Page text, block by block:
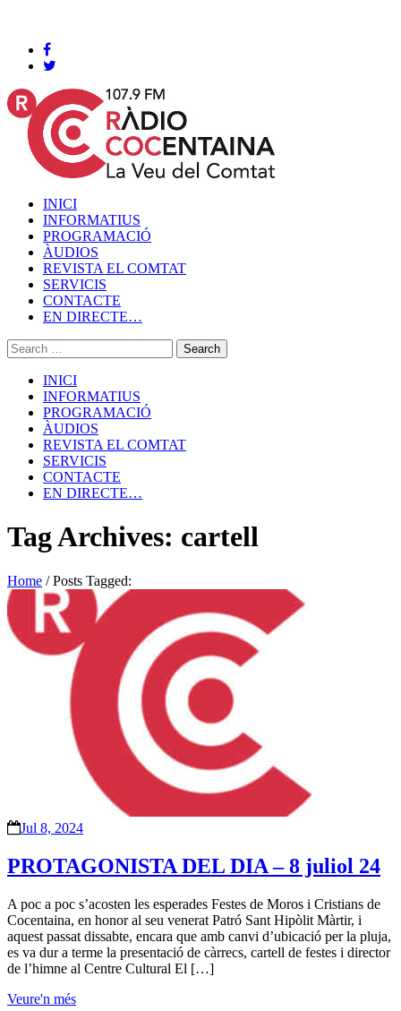
INICI
INFORMATIUS
PROGRAMACIÓ
ÀUDIOS
REVISTA EL COMTAT
SERVICIS
CONTACTE
EN DIRECTE…
INICI
INFORMATIUS
PROGRAMACIÓ
ÀUDIOS
REVISTA EL COMTAT
SERVICIS
CONTACTE
EN DIRECTE…
Tag Archives: cartell
Home /Posts Tagged:
Jul 8, 2024
PROTAGONISTA DEL DIA – 8 juliol 24
A poc a poc s’acosten les esperades Festes de Moros i Cristians de
Cocentaina, en honor al seu venerat Patró Sant Hipòlit Màrtir, i
aquest passat dissabte, encara que amb canvi d’ubicació per la pluja,
es va dur a terme la presentació de càrrecs, cartell de festes i director
de l’himne al Centre Cultural El […]
Veure'n més